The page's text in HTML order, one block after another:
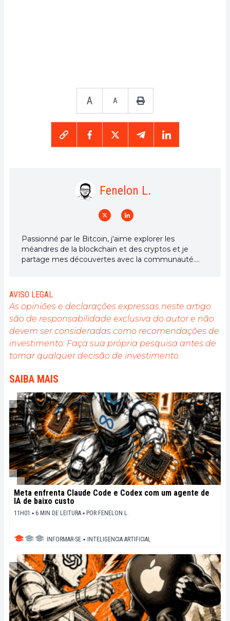
A A
Fenelon L.
Passionné par le Bitcoin, j'aime explorer les
méandres de la blockchain et des cryptos et je
partage mes découvertes avec la communauté.
tous, et je crois fermement que Bitcoin est l'outil
qui peut rendre cela possible.
AVISO LEGAL
As opiniões e declarações expressas neste artigo
são de responsabilidade exclusiva do autor e não
devem ser consideradas como recomendações de
investimento. Faça sua própria pesquisa antes de
tomar qualquer decisão de investimento.
SAIBA MAIS
Meta enfrenta Claude Code e Codex com um agente de
IA de baixo custo
11H01 ▪ 6 MIN DE LEITURA ▪ POR FENELON L.
INFORMAR-SE ▪ INTELIGENCIA ARTIFICIAL